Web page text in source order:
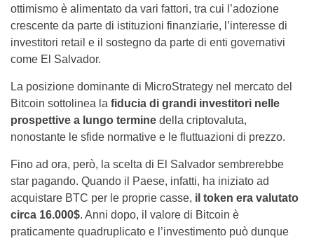
ottimismo è alimentato da vari fattori, tra cui l’adozione
crescente da parte di istituzioni finanziarie, l’interesse di
investitori retail e il sostegno da parte di enti governativi
come El Salvador.
La posizione dominante di MicroStrategy nel mercato del
Bitcoin sottolinea la fiducia di grandi investitori nelle
prospettive a lungo termine della criptovaluta,
nonostante le sfide normative e le fluttuazioni di prezzo.
Fino ad ora, però, la scelta di El Salvador sembrerebbe
star pagando. Quando il Paese, infatti, ha iniziato ad
acquistare BTC per le proprie casse, il token era valutato
circa 16.000$. Anni dopo, il valore di Bitcoin è
praticamente quadruplicato e l’investimento può dunque